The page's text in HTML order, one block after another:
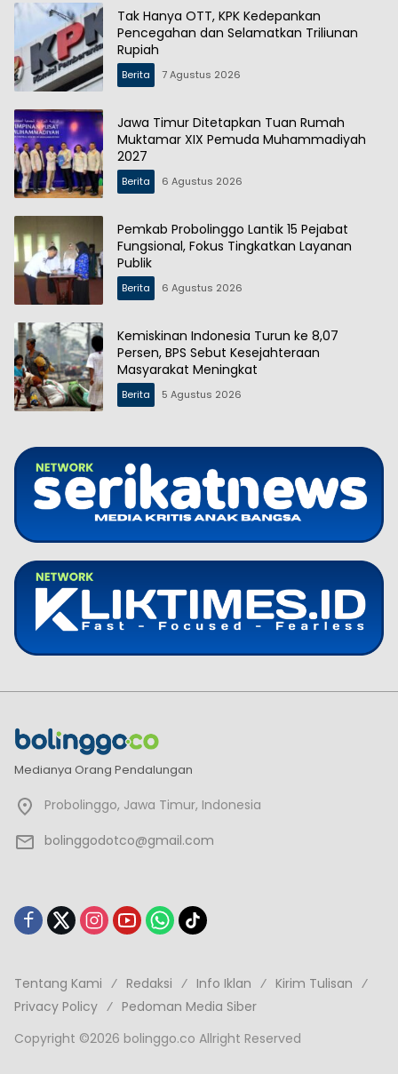
Tak Hanya OTT, KPK Kedepankan
Pencegahan dan Selamatkan Triliunan
Rupiah
Berita 7 Agustus 2026
Jawa Timur Ditetapkan Tuan Rumah
Muktamar XIX Pemuda Muhammadiyah
2027
Berita 6 Agustus 2026
Pemkab Probolinggo Lantik 15 Pejabat
Fungsional, Fokus Tingkatkan Layanan
Publik
Berita 6 Agustus 2026
Kemiskinan Indonesia Turun ke 8,07
Persen, BPS Sebut Kesejahteraan
Masyarakat Meningkat
Berita 5 Agustus 2026
Medianya Orang Pendalungan
Probolinggo, Jawa Timur, Indonesia
bolinggodotco@gmail.com
Tentang Kami Redaksi Info Iklan
Kirim Tulisan
Privacy Policy
Pedoman Media Siber
Copyright ©2026 bolinggo.co Allright Reserved